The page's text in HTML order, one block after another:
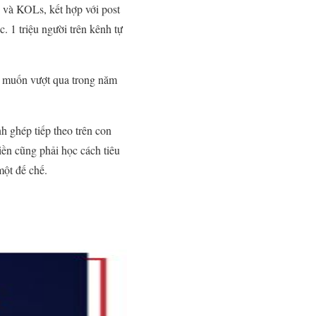
KOLs, kết hợp với post
1 triệu người trên kênh tự
vượt qua trong năm
ghép tiếp theo trên con
cũng phải học cách tiêu
đế chế.